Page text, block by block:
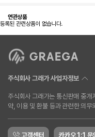
연관상품
등록된 관련상품이 없습니다.
주식회사 그래가 사업자정보
주식회사 그래가는 통신판매 중개
약, 이용 및 환불 등과 관련한 의
고객센터 카카오 1:1 문